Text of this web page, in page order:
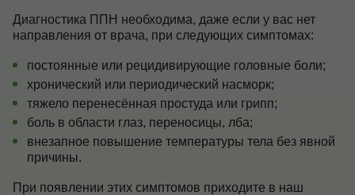
Диагностика ППН необходима, даже если у вас нет
направления от врача, при следующих симптомах:
постоянные или рецидивирующие головные боли;
хронический или периодический насморк;
тяжело перенесённая простуда или грипп;
боль в области глаз, переносицы, лба;
внезапное повышение температуры тела без явной
причины.
При появлении этих симптомов приходите в наш